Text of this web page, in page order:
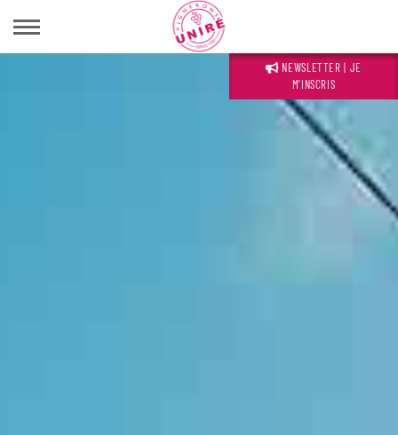
NEWSLETTER | JE
M'INSCRIS